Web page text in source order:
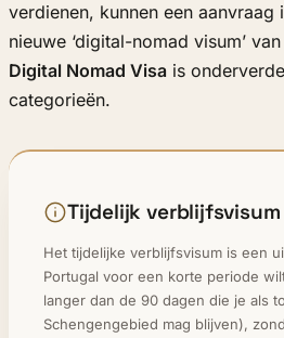
verdienen, kunnen een aanvraag
nieuwe ‘digital-nomad visum’
Digital Nomad Visa is
categorieën.
Tijdelijk verblijfsvisum
Het tijdelijke verblijfsvisum is een
Portugal voor een korte periode
langer dan de 90 dagen die je als
Schengengebied mag blijven),